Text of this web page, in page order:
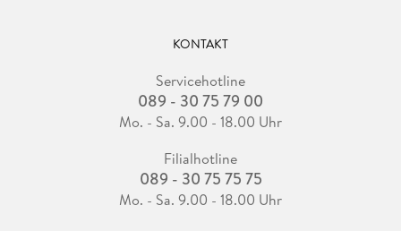
KONTAKT
Servicehotline
089 - 30 75 79 00
Mo. - Sa. 9.00 - 18.00 Uhr
Filialhotline
089 - 30 75 75 75
Mo. - Sa. 9.00 - 18.00 Uhr